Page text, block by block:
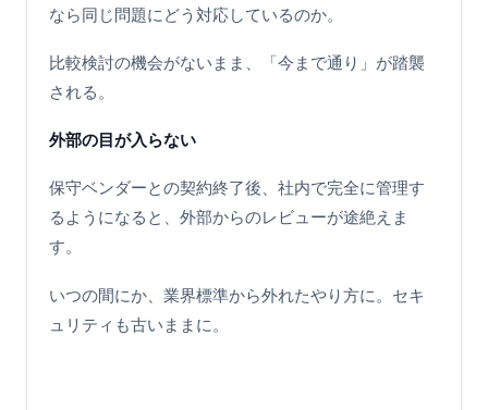
なら同じ問題にどう対応しているのか。
比較検討の機会がないまま、「今まで通り」が踏襲
される。
外部の目が入らない
保守ベンダーとの契約終了後、社内で完全に管理す
るようになると、外部からのレビューが途絶えま
す。
いつの間にか、業界標準から外れたやり方に。セキ
ュリティも古いままに。